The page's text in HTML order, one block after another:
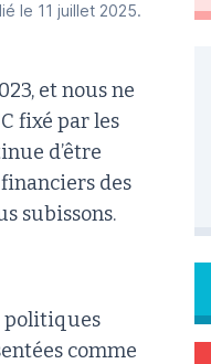
le 11 juillet 2025.
et nous ne
fixé par les
d’être
des
subissons.
politiques
comme